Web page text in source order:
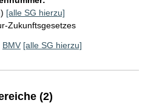
) [alle SG hierzu]
Zukunftsgesetzes
BMV [alle SG hierzu]
(2)